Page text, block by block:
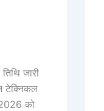
जारी
टेक्निकल
2026 को